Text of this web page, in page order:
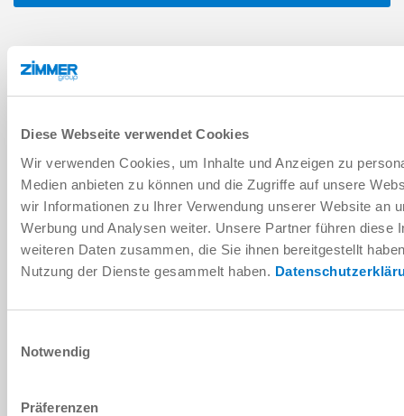
Diese Webseite verwendet Cookies
Wir verwenden Cookies, um Inhalte und Anzeigen zu
Medien anbieten zu können und die Zugriffe auf unsere
wir Informationen zu Ihrer Verwendung unserer Website an
Werbung und Analysen weiter. Unsere Partner führen diese
weiteren Daten zusammen, die Sie ihnen bereitgestellt
Nutzung der Dienste gesammelt haben.
Notwendig
Präferenzen
PDF datasheet
Download
Installation and operating